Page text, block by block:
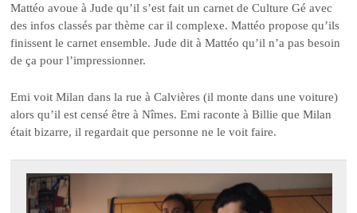
Mattéo avoue à Jude qu’il s’est fait un carnet de Culture Gé avec
des infos classés par thème car il complexe. Mattéo propose qu’ils
finissent le carnet ensemble. Jude dit à Mattéo qu’il n’a pas besoin
de ça pour l’impressionner.
Emi voit Milan dans la rue à Calvières (il monte dans une voiture)
alors qu’il est censé être à Nîmes. Emi raconte à Billie que Milan
était bizarre, il regardait que personne ne le voit faire.